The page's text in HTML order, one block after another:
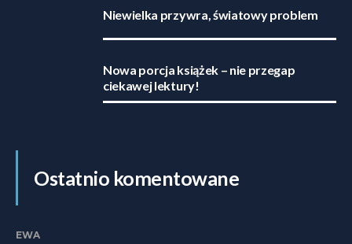
Niewielka przywra, światowy problem
Nowa porcja książek – nie przegap
ciekawej lektury!
Ostatnio komentowane
EWA